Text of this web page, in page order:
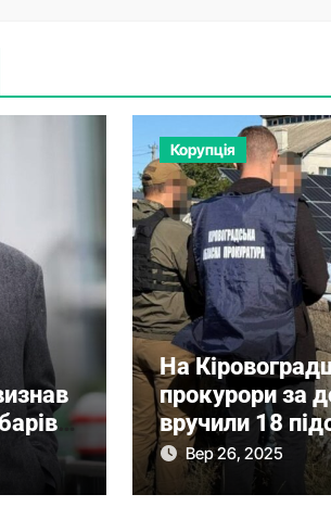
Корупція
На
прокурори за
вручили 18
незаконному
збагаченні
Вер 26, 2025